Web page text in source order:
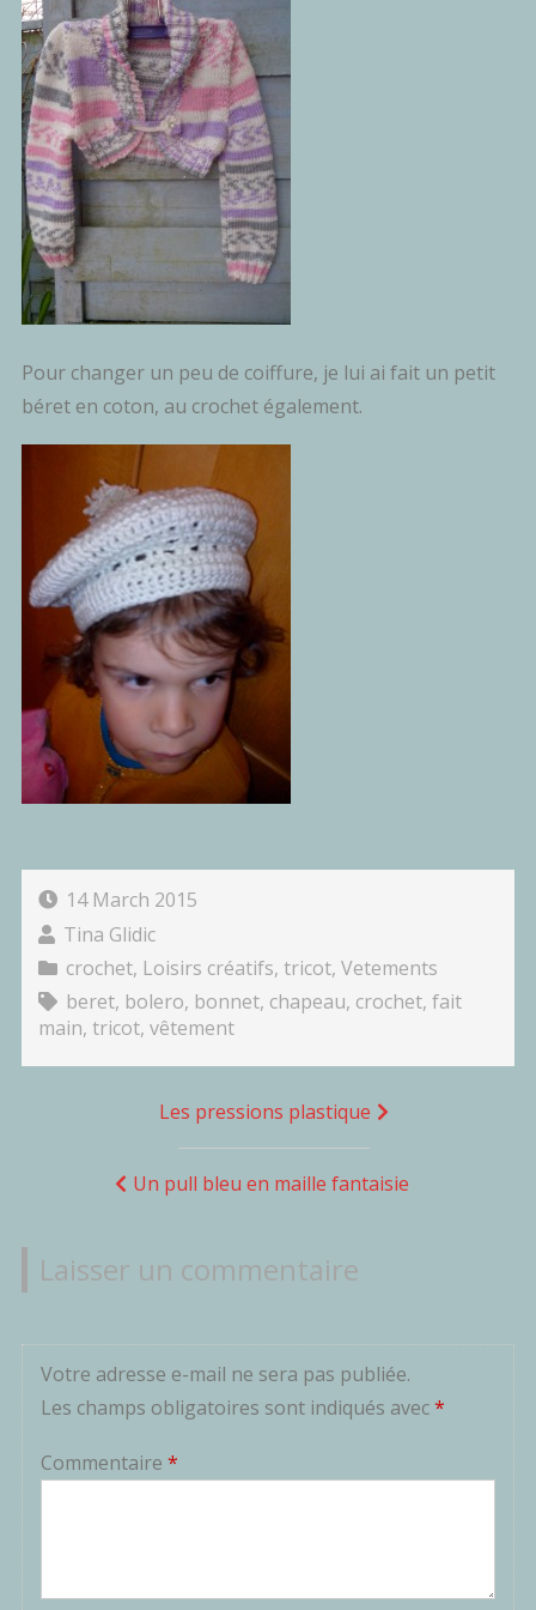
Pour changer un peu de coiffure, je lui ai fait un petit
béret en coton, au crochet également.
14 March 2015
Tina Glidic
crochet, Loisirs créatifs, tricot, Vetements
beret, bolero, bonnet, chapeau, crochet, fait
main,tricot,vêtement
Navigation
l’article
Les pressions plastique
Un pull bleu en maille fantaisie
Laisser un commentaire
Votre adresse e-mail ne sera pas publiée.
Les champs obligatoires sont indiqués avec*
Commentaire *